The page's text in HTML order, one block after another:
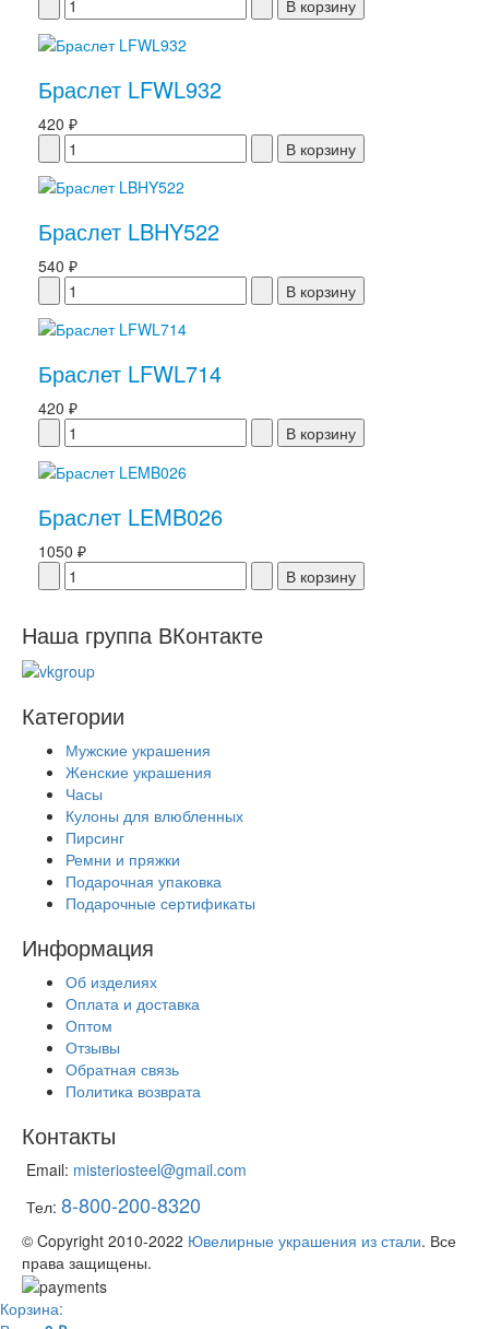
Браслет LFWL932
420 ₽
Браслет LBHY522
540 ₽
Браслет LFWL714
420 ₽
Браслет LEMB026
1050 ₽
Наша группа ВКонтакте
Категории
Мужские украшения
Женские украшения
Часы
Кулоны для влюбленных
Пирсинг
Ремни и пряжки
Подарочная упаковка
Подарочные сертификаты
Информация
Об изделиях
Оплата и доставка
Оптом
Отзывы
Обратная связь
Политика возврата
Контакты
Email: misteriosteel@gmail.com
Тел: 8-800-200-8320
© Copyright 2010-2022 Ювелирные украшения из стали. Все
права защищены.
Корзина: